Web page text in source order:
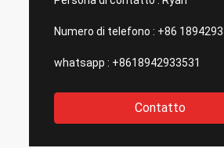
controllo di qualità per le parti di
outsourcing.
Numero di telefono : +86
whatsapp : +8618942933531
Contatto